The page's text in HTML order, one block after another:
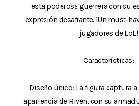
esta poderosa guerrera con su
expresión desafiante. ¡Un must-
jugadores de LoL!
Características:
Diseño único: La figura captura
apariencia de Riven, con su